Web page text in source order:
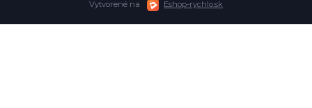
Vytvorené na
Eshop-rychlo.sk